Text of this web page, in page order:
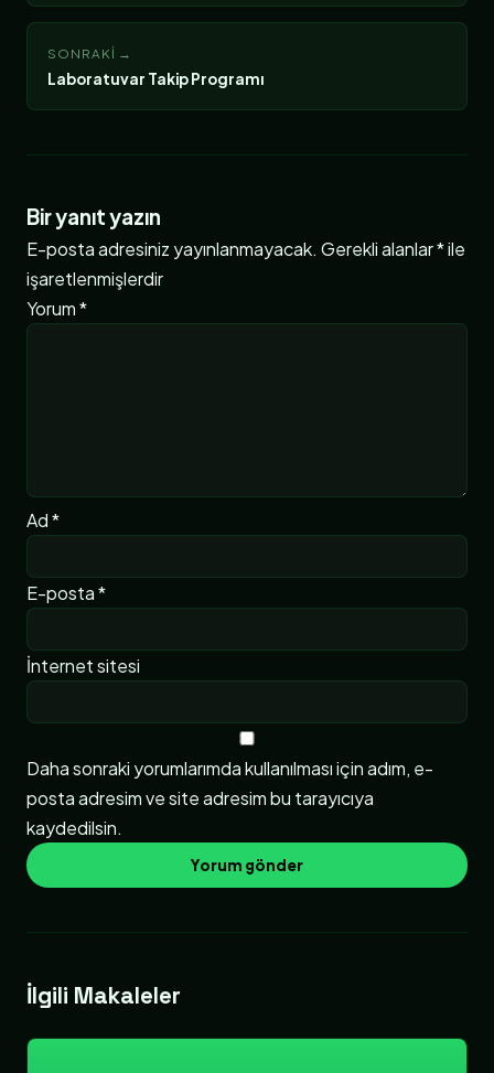
SONRAKI →
Laboratuvar Takip Programı
Bir yanıt yazın
E-posta adresiniz yayınlanmayacak. Gerekli alanlar*ile
işaretlenmişlerdir
Yorum*
Ad*
E-posta*
İnternet sitesi
Daha sonraki yorumlarımda kullanılması için adım, e-
posta adresim ve site adresim bu tarayıcıya
kaydedilsin.
İlgili Makaleler